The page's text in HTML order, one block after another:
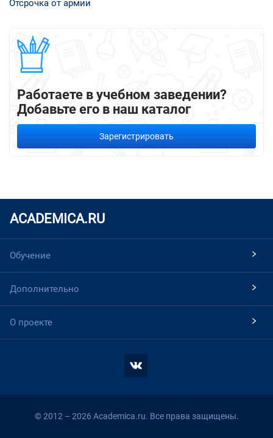
Отсрочка от армии
Работаете в учебном заведении?
Добавьте его в наш каталог
Зарегистрировать
ACADEMICA.RU
Обучение
Дополнительно
О проекте
© 2012 – 2026 Academica.ru. Все права защищены.